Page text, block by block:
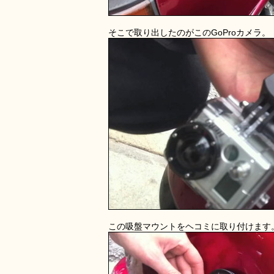
そこで取り出したのがこのGoProカメラ。
この吸盤マウントをヘコミに取り付けます